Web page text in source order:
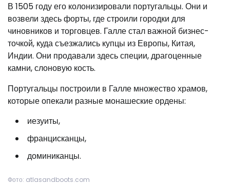
В 1505 году его колонизировали португальцы. Они и
возвели здесь форты, где строили городки для
чиновников и торговцев. Галле стал важной бизнес-
точкой, куда съезжались купцы из Европы, Китая,
Индии. Они продавали здесь специи, драгоценные
камни, слоновую кость.
Португальцы построили в Галле множество храмов,
которые опекали разные монашеские ордены:
иезуиты,
францисканцы,
доминиканцы.
Фото: atlasandboots.com